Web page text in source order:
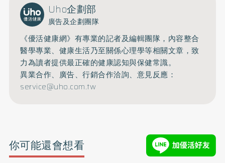
Uho企劃部
廣告及企劃團隊
《優活健康網》有專業的記者及編輯團隊，內容整合
醫學專業、健康生活乃至關係心理學等相關文章，致
力為讀者提供最正確的健康認知與保健常識。
異業合作、廣告、行銷合作洽詢、意見反應：
service@uho.com.tw
你可能還會想看